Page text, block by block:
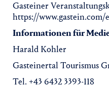
Gasteiner
https://
Informationen für
Harald Kohler
Gasteinertal Tourismus
Tel. +43 6432 3393-118